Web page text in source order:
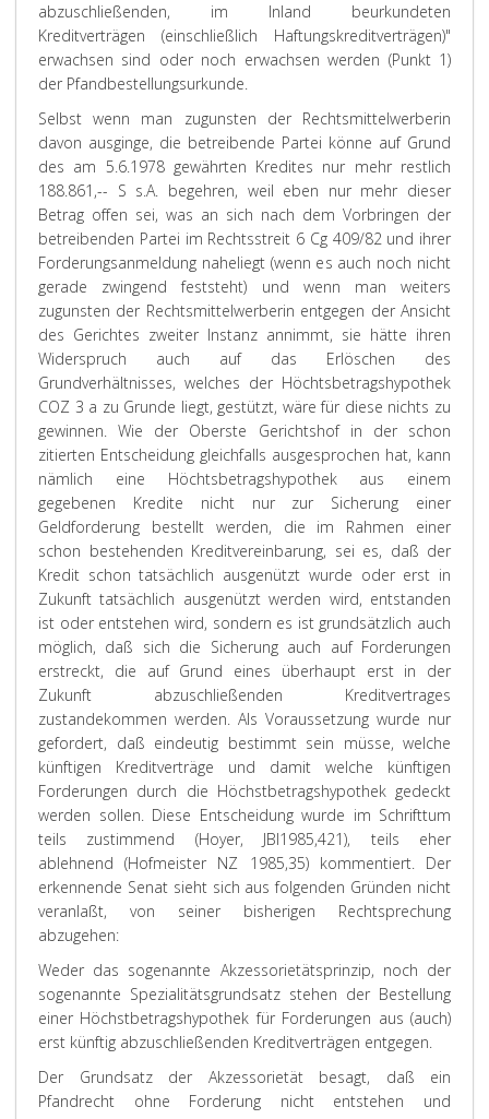
abzuschließenden, im Inland beurkundeten
Kreditverträgen (einschließlich Haftungskreditverträgen)"
erwachsen sind oder noch erwachsen werden (Punkt 1)
der Pfandbestellungsurkunde.
Selbst wenn man zugunsten der Rechtsmittelwerberin
davon ausginge, die betreibende Partei könne auf Grund
des am 5.6.1978 gewährten Kredites nur mehr restlich
188.861,-- S s.A. begehren, weil eben nur mehr dieser
Betrag offen sei, was an sich nach dem Vorbringen der
betreibenden Partei im Rechtsstreit 6 Cg 409/82 und ihrer
Forderungsanmeldung naheliegt (wenn es auch noch nicht
gerade zwingend feststeht) und wenn man weiters
zugunsten der Rechtsmittelwerberin entgegen der Ansicht
des Gerichtes zweiter Instanz annimmt, sie hätte ihren
Widerspruch auch auf das Erlöschen des
Grundverhältnisses, welches der Höchtsbetragshypothek
COZ 3 a zu Grunde liegt, gestützt, wäre für diese nichts zu
gewinnen. Wie der Oberste Gerichtshof in der schon
zitierten Entscheidung gleichfalls ausgesprochen hat, kann
nämlich eine Höchtsbetragshypothek aus einem
gegebenen Kredite nicht nur zur Sicherung einer
Geldforderung bestellt werden, die im Rahmen einer
schon bestehenden Kreditvereinbarung, sei es, daß der
Kredit schon tatsächlich ausgenützt wurde oder erst in
Zukunft tatsächlich ausgenützt werden wird, entstanden
ist oder entstehen wird, sondern es ist grundsätzlich auch
möglich, daß sich die Sicherung auch auf Forderungen
erstreckt, die auf Grund eines überhaupt erst in der
Zukunft abzuschließenden Kreditvertrages
zustandekommen werden. Als Voraussetzung wurde nur
gefordert, daß eindeutig bestimmt sein müsse, welche
künftigen Kreditverträge und damit welche künftigen
Forderungen durch die Höchstbetragshypothek gedeckt
werden sollen. Diese Entscheidung wurde im Schrifttum
teils zustimmend (Hoyer, JBl1985,421), teils eher
ablehnend (Hofmeister NZ 1985,35) kommentiert. Der
erkennende Senat sieht sich aus folgenden Gründen nicht
veranlaßt, von seiner bisherigen Rechtsprechung
abzugehen:
Weder das sogenannte Akzessorietätsprinzip, noch der
sogenannte Spezialitätsgrundsatz stehen der Bestellung
einer Höchstbetragshypothek für Forderungen aus (auch)
erst künftig abzuschließenden Kreditverträgen entgegen.
Der Grundsatz der Akzessorietät besagt, daß ein
Pfandrecht ohne Forderung nicht entstehen und